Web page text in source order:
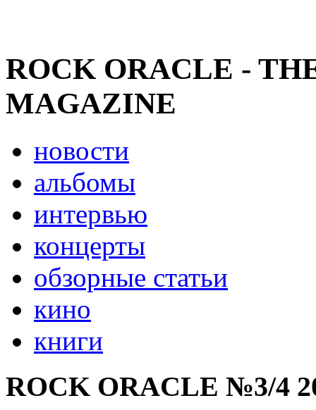
ROCK ORACLE -
MAGAZINE
новости
альбомы
интервью
концерты
обзорные статьи
кино
книги
ROCK ORACLE №3/4